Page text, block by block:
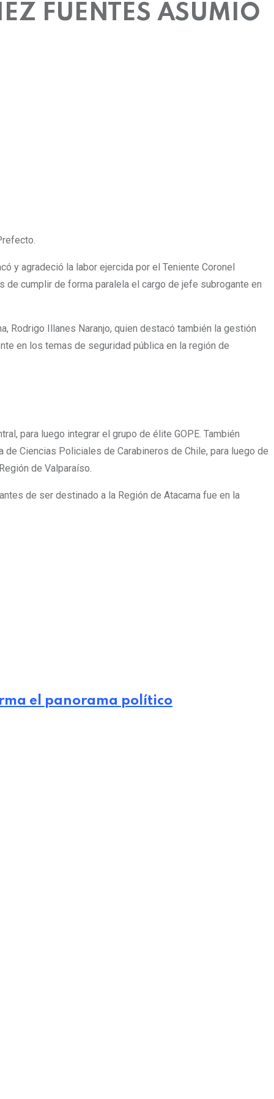
FUENTES ASUMIO
y agradeció la labor ejercida por el Teniente Coronel
cumplir de forma paralela el cargo de jefe subrogante en
Rodrigo Illanes Naranjo, quien destacó también la gestión
en los temas de seguridad pública en la región de
para luego integrar el grupo de élite GOPE. También
Ciencias Policiales de Carabineros de Chile, para luego de
de Valparaíso.
de ser destinado a la Región de Atacama fue en la
el panorama político